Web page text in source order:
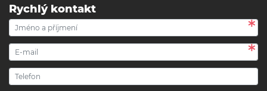
Rychlý kontakt